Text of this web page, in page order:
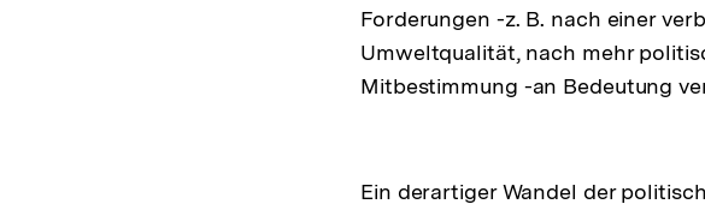
Forderungen -z. B. nach einer
Umweltqualität, nach mehr
Mitbestimmung -an Bedeutung
Ein derartiger Wandel der